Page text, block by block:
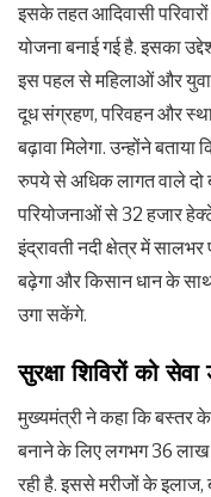
इसके तहत आदिवासी
योजना बनाई गई है. इसका
इस पहल से महिलाओं और
दूध संग्रहण, परिवहन और
बढ़ावा मिलेगा. उन्होंने
रुपये से अधिक लागत वाले दो
परियोजनाओं से 32 हजार
इंद्रावती नदी क्षेत्र में
बढ़ेगा और किसान धान के
उगा सकेंगे.
सुरक्षा शिविरों को
मुख्यमंत्री ने कहा कि बस्तर
बनाने के लिए लगभग 36 लाख
रही है. इससे मरीजों के इलाज,